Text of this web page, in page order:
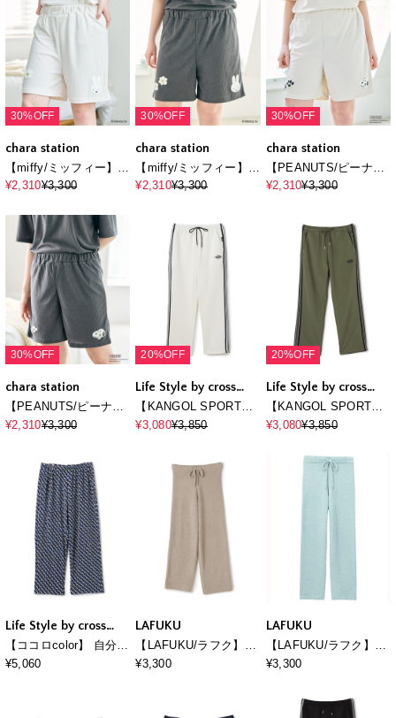
30%OFF
chara station
【miffy/ミッフィー】パ
イルリブショートパン
◆上下別売り
（2026SS）
¥2,310¥3,300
30%OFF
chara station
【miffy/ミッフィー】パ
イルリブショートパン
（2026SS）
¥2,310¥3,300
30%OFF
chara station
【PEANUTS/ピーナッ
ツ】SNOOPY/スヌー
（上下別売り）
¥2,310¥3,300
30%OFF
chara station
【PEANUTS/ピーナッ
ツ】SNOOPY/スヌー
（上下別売り）
¥2,310¥3,300
20%OFF
Life Style by cross
marche
【KANGOL SPORT】
サイドライントラック
新色追加◆
¥3,080¥3,850
20%OFF
Life Style by cross
marche
【KANGOL SPORT】
サイドライントラック
レッチ・ジャージ》◆
新色追加◆
¥3,080¥3,850
Life Style by cross
marche
【ココロcolor】 自分で
丈直しパンツ
¥5,060
LAFUKU
【LAFUKU/ラフク】マ
シュマロタッチルーム
¥3,300
LAFUKU
【LAFUKU/ラフク】マ
シュマロタッチルーム
¥3,300